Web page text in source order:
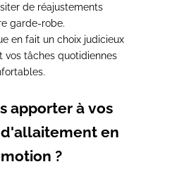
de réajustements
garde-robe.
en fait un choix judicieux
vos tâches quotidiennes
apporter à vos
en
?